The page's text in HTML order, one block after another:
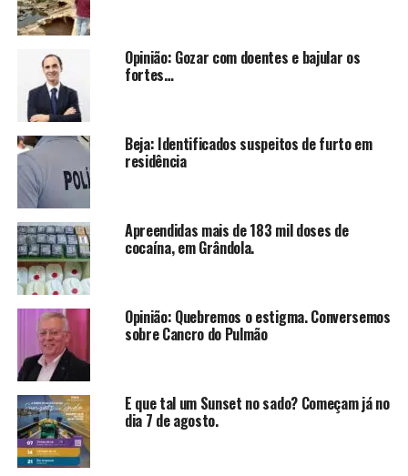
Opinião: Gozar com doentes e bajular os
fortes…
Beja: Identificados suspeitos de furto em
residência
Apreendidas mais de 183 mil doses de
cocaína, em Grândola.
Opinião: Quebremos o estigma. Conversemos
sobre Cancro do Pulmão
E que tal um Sunset no sado? Começam já no
dia 7 de agosto.